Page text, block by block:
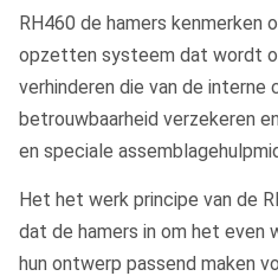
RH460 de hamers kenmerken
opzetten systeem dat wordt
verhinderen die van de interne
betrouwbaarheid verzekeren
en speciale
Het het werk principe van de
dat de hamers in om het even
hun ontwerp passend maken